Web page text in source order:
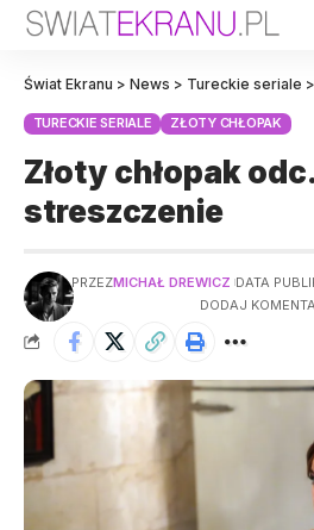
Świat Ekranu > News > Tureckie seriale >
TURECKIE SERIALE ZŁOTY CHŁOPAK
Złoty chłopak
streszczenie
PRZEZMICHAŁ DREWICZ DATA
DODAJ